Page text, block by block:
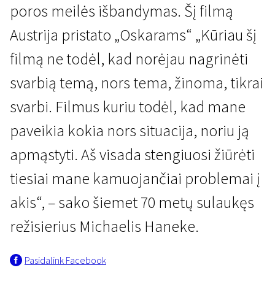
Meilė (2012)
2 val. 5 min. | Drama | N/A
poros meilės išbandymas. Šį filmą
Austrija pristato „Oskarams“ „Kūriau šį
filmą ne todėl, kad norėjau nagrinėti
svarbią temą, nors tema, žinoma, tikrai
svarbi. Filmus kuriu todėl, kad mane
paveikia kokia nors situacija, noriu ją
apmąstyti. Aš visada stengiuosi žiūrėti
tiesiai mane kamuojančiai problemai į
akis“, – sako šiemet 70 metų sulaukęs
režisierius Michaelis Haneke.
Pasidalink Facebook